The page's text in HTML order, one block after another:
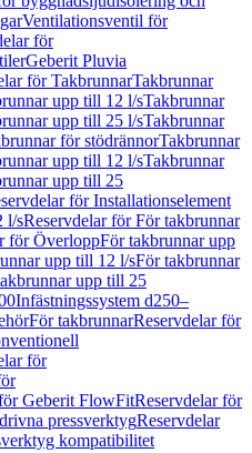
Ventilationsventil för
för
Geberit Pluvia
för TakbrunnarTakbrunnar
upp till 12 l/sTakbrunnar
upp till 25 l/sTakbrunnar
för stödrännorTakbrunnar
upp till 12 l/sTakbrunnar
upp till 25
för Installationselement
l/sReservdelar för För takbrunnar
för ÖverloppFör takbrunnar upp
upp till 12 l/sFör takbrunnar
upp till 25
Infästningssystem d250–
För takbrunnarReservdelar för
för
Geberit FlowFitReservdelar för
pressverktygReservdelar
kompatibilitet